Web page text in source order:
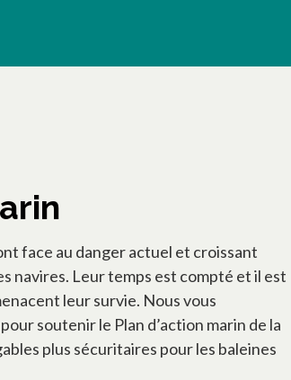
face au danger actuel et croissant
navires. Leur temps est compté et il est
leur survie. Nous vous
soutenir le Plan d’action marin de la
plus sécuritaires pour les baleines